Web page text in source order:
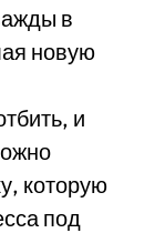
в
новую
и
которую
под